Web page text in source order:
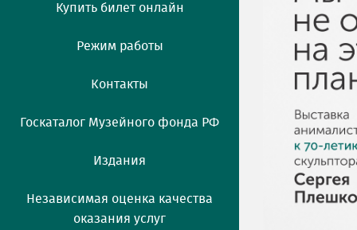
Купить билет онлайн
Режим работы
Контакты
Госкаталог Музейного фонда РФ
Издания
Независимая оценка качества
оказания услуг